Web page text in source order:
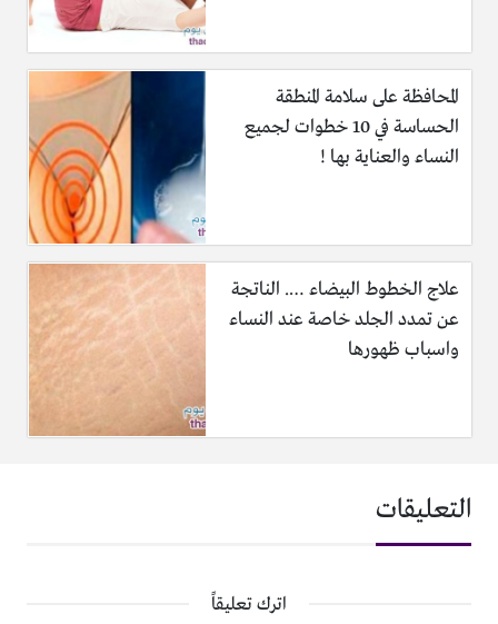
المحافظة على سلامة المنطقة
الحساسة في 10 خطوات لجميع
النساء والعناية بها !
علاج الخطوط البيضاء …. الناتجة
عن تمدد الجلد خاصة عند النساء
واسباب ظهورها
التعليقات
اترك تعليقاً